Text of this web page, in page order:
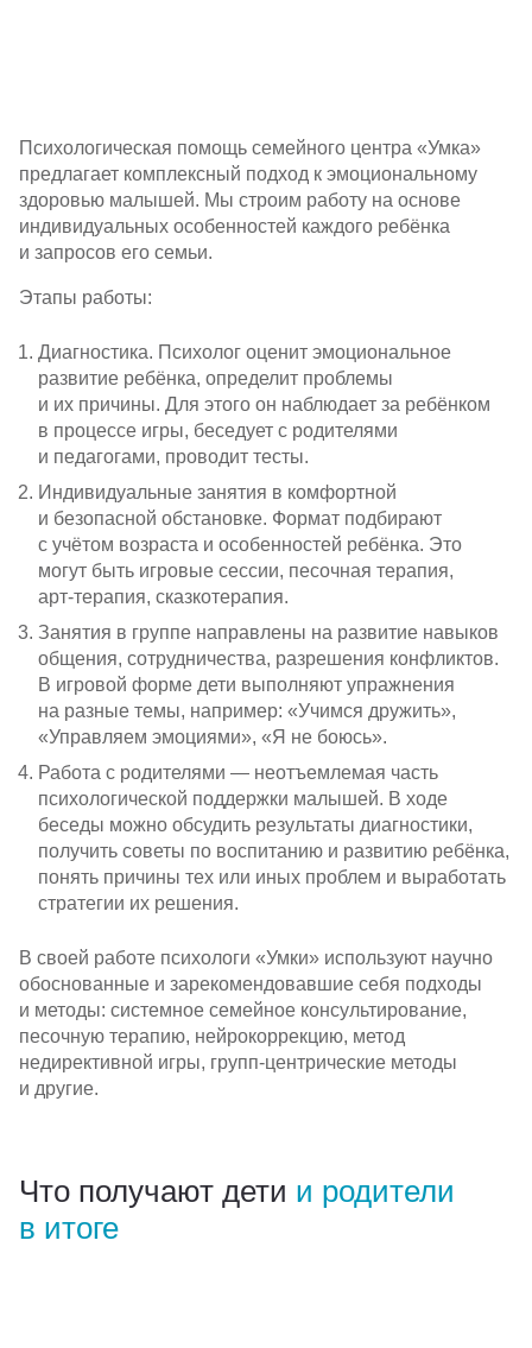
Психологическая помощь семейного центра «Умка»
предлагает комплексный подход к эмоциональному
здоровью малышей. Мы строим работу на основе
индивидуальных особенностей каждого ребёнка
и запросов его семьи.
Этапы работы:
Диагностика. Психолог оценит эмоциональное
развитие ребёнка, определит проблемы
и их причины. Для этого он наблюдает за ребёнком
в процессе игры, беседует с родителями
и педагогами, проводит тесты.
Индивидуальные занятия в комфортной
и безопасной обстановке. Формат подбирают
с учётом возраста и особенностей ребёнка. Это
могут быть игровые сессии, песочная терапия,
арт-терапия, сказкотерапия.
Занятия в группе направлены на развитие навыков
общения, сотрудничества, разрешения конфликтов.
В игровой форме дети выполняют упражнения
на разные темы, например: «Учимся дружить»,
«Управляем эмоциями», «Я не боюсь».
Работа с родителями — неотъемлемая часть
психологической поддержки малышей. В ходе
беседы можно обсудить результаты диагностики,
получить советы по воспитанию и развитию ребёнка,
понять причины тех или иных проблем и выработать
стратегии их решения.
В своей работе психологи «Умки» используют научно
обоснованные и зарекомендовавшие себя подходы
и методы: системное семейное консультирование,
песочную терапию, нейрокоррекцию, метод
недирективной игры, групп-центрические методы
и другие.
Что получают дети и родители
в итоге